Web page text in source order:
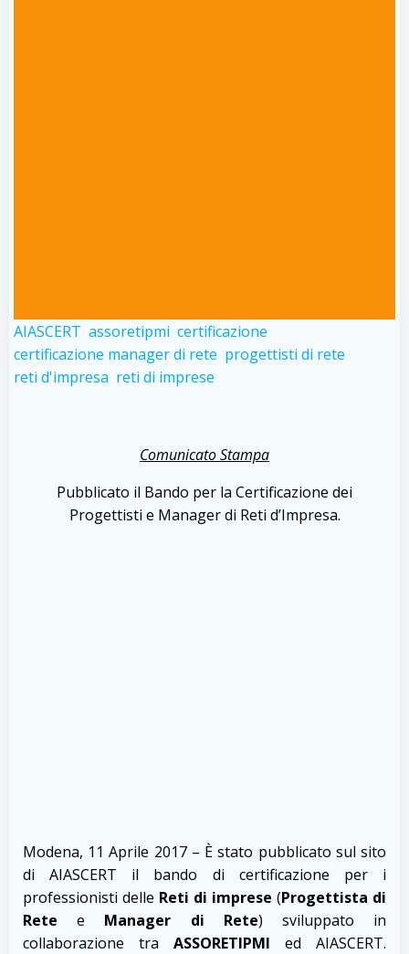
AIASCERT assoretipmi certificazione
certificazione manager di rete progettisti di rete
reti d'impresa reti di imprese
Comunicato Stampa
Pubblicato il Bando per la Certificazione dei
Progettisti e Manager di Reti d’Impresa.
Modena, 11 Aprile 2017 – È stato pubblicato sul sito
di AIASCERT il bando di certificazione per i
professionisti delle Reti di imprese (Progettista di
Rete e Manager di Rete) sviluppato in
collaborazione tra ASSORETIPMI ed AIASCERT.